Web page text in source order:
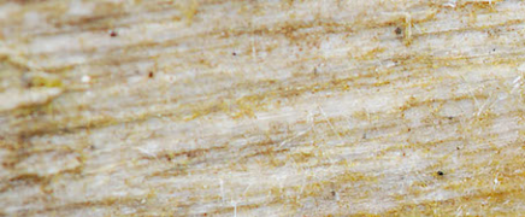
Zum
Inhalt
springen